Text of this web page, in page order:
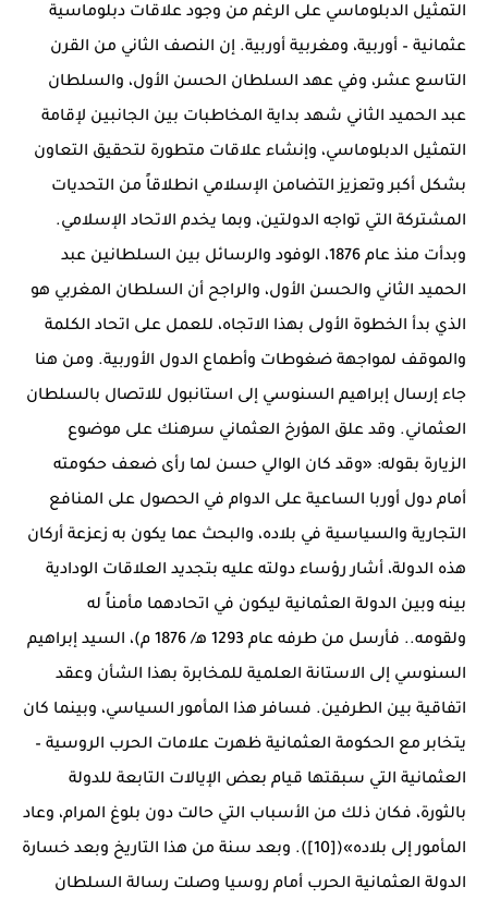
التمثيل الدبلوماسي على الرغم من وجود علاقات دبلوماسية
عثمانية – أوربية، ومغربية أوربية. إن النصف الثاني من القرن
التاسع عشر، وفي عهد السلطان الحسن الأول، والسلطان
عبد الحميد الثاني شهد بداية المخاطبات بين الجانبين لإقامة
التمثيل الدبلوماسي، وإنشاء علاقات متطورة لتحقيق التعاون
بشكل أكبر وتعزيز التضامن الإسلامي انطلاقاً من التحديات
المشتركة التي تواجه الدولتين، وبما يخدم الاتحاد الإسلامي.
وبدأت منذ عام 1876، الوفود والرسائل بين السلطانين عبد
الحميد الثاني والحسن الأول، والراجح أن السلطان المغربي هو
الذي بدأ الخطوة الأولى بهذا الاتجاه، للعمل على اتحاد الكلمة
والموقف لمواجهة ضغوطات وأطماع الدول الأوربية. ومن هنا
جاء إرسال إبراهيم السنوسي إلى استانبول للاتصال بالسلطان
العثماني. وقد علق المؤرخ العثماني سرهنك على موضوع
الزيارة بقوله: «وقد كان الوالي حسن لما رأى ضعف حكومته
أمام دول أوربا الساعية على الدوام في الحصول على المنافع
التجارية والسياسية في بلاده، والبحث عما يكون به زعزعة أركان
هذه الدولة، أشار رؤساء دولته عليه بتجديد العلاقات الودادية
بينه وبين الدولة العثمانية ليكون في اتحادهما مأمناً له
ولقومه.. فأرسل من طرفه عام 1293 ﻫ/ 1876 م)، السيد إبراهيم
السنوسي إلى الاستانة العلمية للمخابرة بهذا الشأن وعقد
اتفاقية بين الطرفين. فسافر هذا المأمور السياسي، وبينما كان
يتخابر مع الحكومة العثمانية ظهرت علامات الحرب الروسية –
العثمانية التي سبقتها قيام بعض الإيالات التابعة للدولة
بالثورة، فكان ذلك من الأسباب التي حالت دون بلوغ المرام، وعاد
المأمور إلى بلاده»([10]). وبعد سنة من هذا التاريخ وبعد خسارة
الدولة العثمانية الحرب أمام روسيا وصلت رسالة السلطان